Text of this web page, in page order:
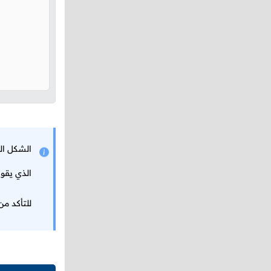
الذي
للتأكد